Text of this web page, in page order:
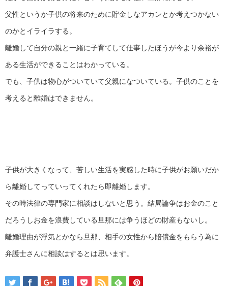
父性というか子供の将来のために貯金しなアカンとか考えつかない
のかとイライラする。
離婚して自分の親と一緒に子育てして仕事したほうが今より余裕が
ある生活ができることはわかっている。
でも、子供は物心がついていて父親になついている。子供のことを
考えると離婚はできません。
子供が大きくなって、苦しい生活を実感した時に子供がお願いだか
ら離婚してっていってくれたら即離婚します。
その時法律の専門家に相談はしないと思う。結局論争はお金のこと
だろうしお金を浪費している旦那には争うほどの財産もないし。
離婚理由が浮気とかなら旦那、相手の女性から賠償金をもらう為に
弁護士さんに相談はするとは思います。